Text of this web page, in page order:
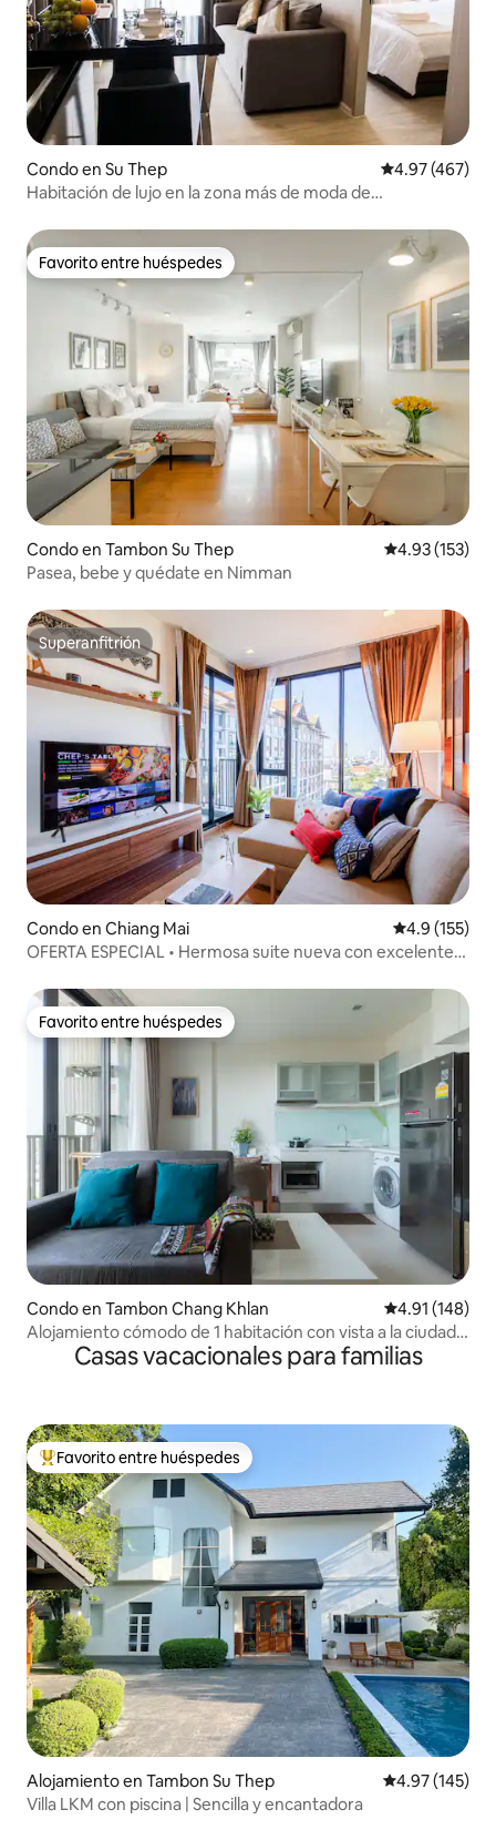
Condo en Su Thep Calificación
4.97 (467)
Habitación de lujo en la zona más de moda de
Favorito entre huéspedes
Favorito entre huéspedes
Condo en Tambon Su Thep Calificación
4.93 (153)
Pasea, bebe y quédate en Nimman
Superanfitrión
Superanfitrión
Condo en Chiang Mai Calificación
4.9 (155)
OFERTA ESPECIAL • Hermosa suite nueva con excelentes
Favorito entre huéspedes
Favorito entre huéspedes
Condo en Tambon Chang Khlan Calificación
4.91 (148)
Alojamiento cómodo de 1 habitación con vista a la ciudad,
piscina, gimnasio y mercado nocturno
Casas vacacionales para familias
Favorito entre huéspedes preferido
Favorito entre huéspedes
Alojamiento en Tambon Su Thep Calificación
4.97 (145)
Villa LKM con piscina | Sencilla y encantadora